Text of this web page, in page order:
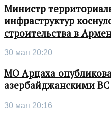
Министр
инфраструктур
строительства в
30 мая 20:20
МО Арцаха
азербайджанскими
30 мая 20:16